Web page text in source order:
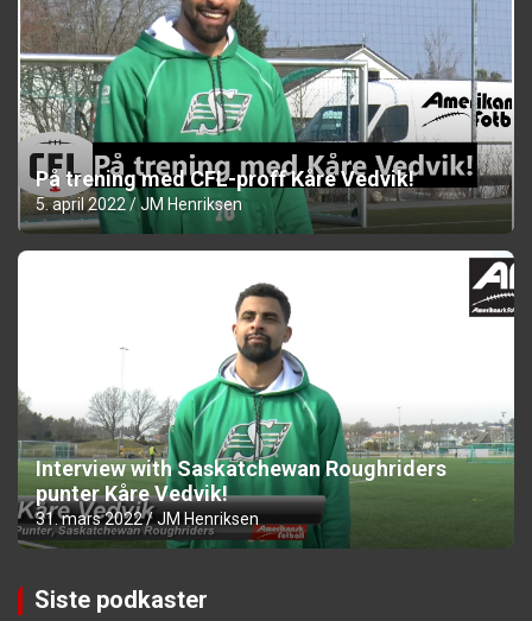
På trening med CFL-proff Kåre Vedvik!
5. april 2022 JM Henriksen
Interview with Saskatchewan Roughriders
punter Kåre Vedvik!
31. mars 2022 JM Henriksen
Siste podkaster